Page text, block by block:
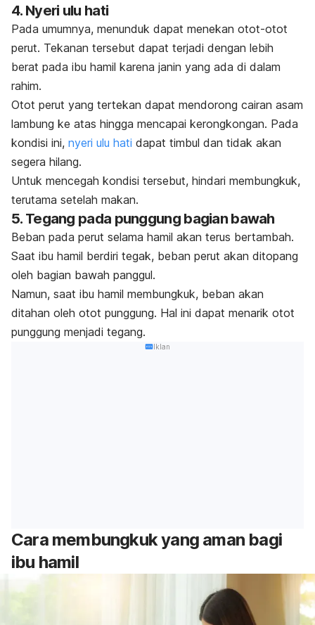
4. Nyeri ulu hati
Pada umumnya, menunduk dapat menekan otot-otot
perut. Tekanan tersebut dapat terjadi dengan lebih
berat pada ibu hamil karena janin yang ada di dalam
rahim.
Otot perut yang tertekan dapat mendorong cairan asam
lambung ke atas hingga mencapai kerongkongan. Pada
kondisi ini, nyeri ulu hati dapat timbul dan tidak akan
segera hilang.
Untuk mencegah kondisi tersebut, hindari membungkuk,
terutama setelah makan.
5. Tegang pada punggung bagian bawah
Beban pada perut selama hamil akan terus bertambah.
Saat ibu hamil berdiri tegak, beban perut akan ditopang
oleh bagian bawah panggul.
Namun, saat ibu hamil membungkuk, beban akan
ditahan oleh otot punggung. Hal ini dapat menarik otot
punggung menjadi tegang.
Iklan
Cara membungkuk yang aman bagi
ibu hamil